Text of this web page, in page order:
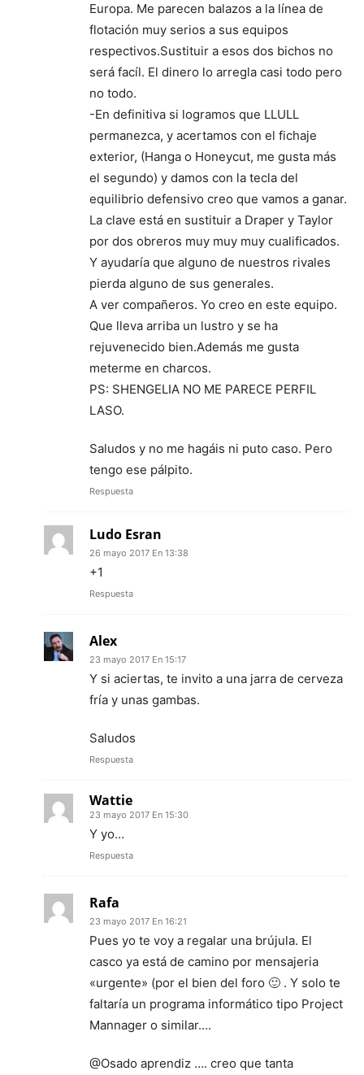
Europa. Me parecen balazos a la línea de
flotación muy serios a sus equipos
respectivos.Sustituir a esos dos bichos no
será facíl. El dinero lo arregla casi todo pero
no todo.
-En definitiva si logramos que LLULL
permanezca, y acertamos con el fichaje
exterior, (Hanga o Honeycut, me gusta más
el segundo) y damos con la tecla del
equilibrio defensivo creo que vamos a ganar.
La clave está en sustituir a Draper y Taylor
por dos obreros muy muy muy cualificados.
Y ayudaría que alguno de nuestros rivales
pierda alguno de sus generales.
A ver compañeros. Yo creo en este equipo.
Que lleva arriba un lustro y se ha
rejuvenecido bien.Además me gusta
meterme en charcos.
PS: SHENGELIA NO ME PARECE PERFIL
LASO.
Saludos y no me hagáis ni puto caso. Pero
tengo ese pálpito.
Respuesta
Ludo Esran
26 mayo 2017 En 13:38
+1
Respuesta
Alex
23 mayo 2017 En 15:17
Y si aciertas, te invito a una jarra de cerveza
fría y unas gambas.
Saludos
Respuesta
Wattie
23 mayo 2017 En 15:30
Y yo…
Respuesta
Rafa
23 mayo 2017 En 16:21
Pues yo te voy a regalar una brújula. El
casco ya está de camino por mensajeria
«urgente» (por el bien del foro 🙂 . Y solo te
faltaría un programa informático tipo Project
Mannager o similar….
@Osado aprendiz …. creo que tanta